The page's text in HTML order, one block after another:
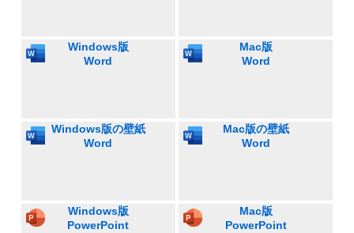
Windows版
Word
Mac版
Word
Windows版の壁紙
Word
Mac版の壁紙
Word
Windows版
PowerPoint
Mac版
PowerPoint